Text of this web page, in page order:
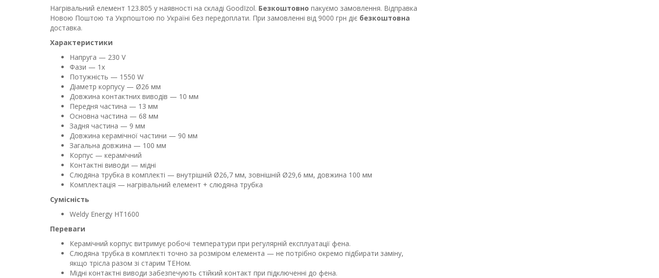
Нагрівальний елемент 123.805 у наявності на складі GoodIzol. Безкоштовно пакуємо замовлення. Відправка
Новою Поштою та Укрпоштою по Україні без передоплати. При замовленні від 9000 грн діє безкоштовна
доставка.
Характеристики
Напруга — 230 V
Фази — 1x
Потужність — 1550 W
Діаметр корпусу — Ø26 мм
Довжина контактних виводів — 10 мм
Передня частина — 13 мм
Основна частина — 68 мм
Задня частина — 9 мм
Довжина керамічної частини — 90 мм
Загальна довжина — 100 мм
Корпус — керамічний
Контактні виводи — мідні
Слюдяна трубка в комплекті — внутрішній Ø26,7 мм, зовнішній Ø29,6 мм, довжина 100 мм
Комплектація — нагрівальний елемент + слюдяна трубка
Сумісність
Weldy Energy HT1600
Переваги
Керамічний корпус витримує робочі температури при регулярній експлуатації фена.
Слюдяна трубка в комплекті точно за розміром елемента — не потрібно окремо підбирати заміну,
якщо трісла разом зі старим ТЕНом.
Мідні контактні виводи забезпечують стійкий контакт при підключенні до фена.